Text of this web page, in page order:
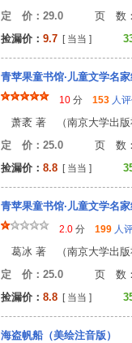
定 价：29.0 页
捡漏价： 9.7 [ 当当 ]
青苹果童书馆·儿童文学名
10 分 153 人
萧袤 著 （南京大学出版
定 价：25.0 页
捡漏价： 8.8 [ 当当 ]
青苹果童书馆·儿童文学名
2.0 分 199 人
葛冰 著 （南京大学出版
定 价：25.0 页
捡漏价： 8.8 [ 当当 ]
海盗帆船（美绘注音版）